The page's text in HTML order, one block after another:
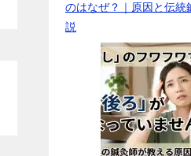
のはなぜ？｜原因と伝統
説